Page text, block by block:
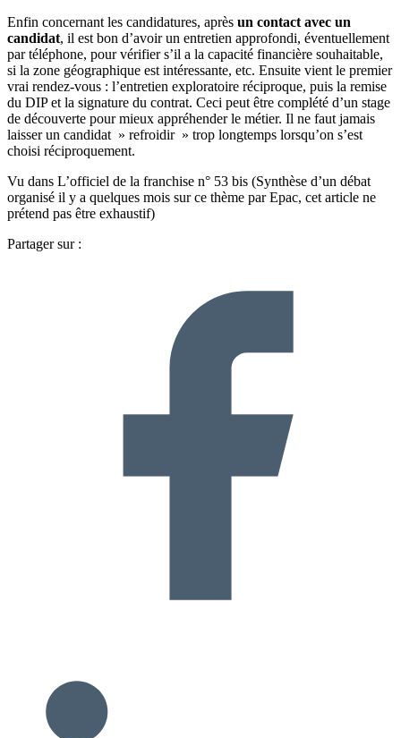
Enfin concernant les candidatures, après un contact avec un
candidat, il est bon d’avoir un entretien approfondi, éventuellement
par téléphone, pour vérifier s’il a la capacité financière souhaitable,
si la zone géographique est intéressante, etc. Ensuite vient le premier
vrai rendez-vous : l’entretien exploratoire réciproque, puis la remise
du DIP et la signature du contrat. Ceci peut être complété d’un stage
de découverte pour mieux appréhender le métier. Il ne faut jamais
laisser un candidat » refroidir » trop longtemps lorsqu’on s’est
choisi réciproquement.
Vu dans L’officiel de la franchise n° 53 bis (Synthèse d’un débat
organisé il y a quelques mois sur ce thème par Epac, cet article ne
prétend pas être exhaustif)
Partager sur :